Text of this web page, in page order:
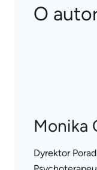
O
Monika
Dyrektor